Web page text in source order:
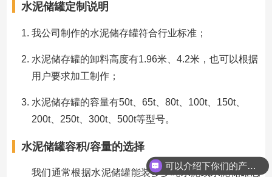
水泥储罐定制说明
我公司制作的水泥储存罐符合行业标准；
水泥储存罐的卸料高度有1.96米、4.2米，也可以根据
用户要求加工制作；
水泥储存罐的容量有50t、65t、80t、100t、150t、
200t、250t、300t、500t等型号。
水泥储罐容积/容量的选择
我们通常根据水泥储罐能装多少吨水泥或水泥储罐总
可以介绍下你们的产品么？